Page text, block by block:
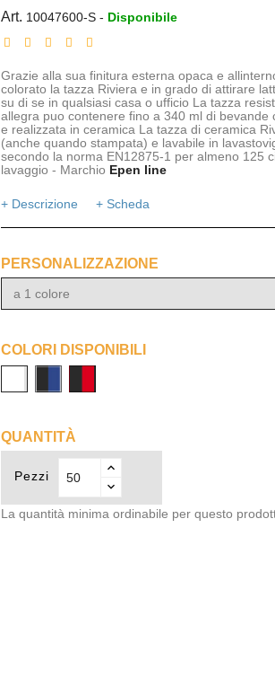
Art. 10047600-S - Disponibile
Grazie alla sua finitura esterna opaca e
colorato la tazza Riviera e in grado di attirare
su di se in qualsiasi casa o ufficio La tazza
allegra puo contenere fino a 340 ml di bevande
e realizzata in ceramica La tazza di ceramica
(anche quando stampata) e lavabile in
secondo la norma EN12875-1 per almeno 125
lavaggio - Marchio Epen line
+ Descrizione + Scheda
PERSONALIZZAZIONE
a 1 colore
COLORI DISPONIBILI
QUANTITÀ
Pezzi
La quantità minima ordinabile per questo